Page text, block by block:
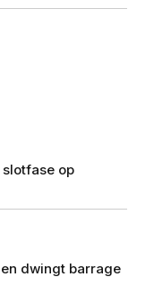
op
dwingt barrage